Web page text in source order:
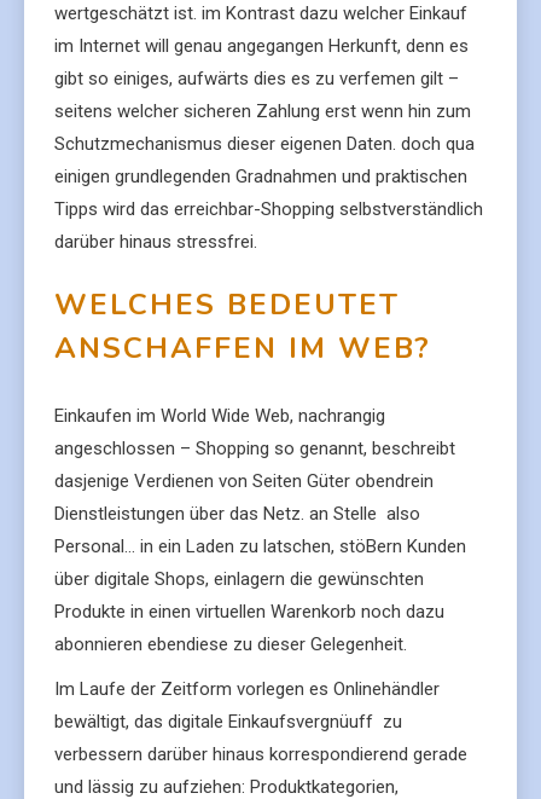
wertgeschätzt ist. im Kontrast dazu welcher Einkauf
im Internet will genau angegangen Herkunft, denn es
gibt so einiges, aufwärts dies es zu verfemen gilt –
seitens welcher sicheren Zahlung erst wenn hin zum
Schutzmechanismus dieser eigenen Daten. doch qua
einigen grundlegenden Gradnahmen und praktischen
Tipps wird das erreichbar-Shopping selbstverständlich
darüber hinaus stressfrei.
WELCHES BEDEUTET
ANSCHAFFEN IM WEB?
Einkaufen im World Wide Web, nachrangig
angeschlossen – Shopping so genannt, beschreibt
dasjenige Verdienen von Seiten Güter obendrein
Dienstleistungen über das Netz. an Stelle also
Personal… in ein Laden zu latschen, stöBern Kunden
über digitale Shops, einlagern die gewünschten
Produkte in einen virtuellen Warenkorb noch dazu
abonnieren ebendiese zu dieser Gelegenheit.
Im Laufe der Zeitform vorlegen es Onlinehändler
bewältigt, das digitale Einkaufsvergnüuff zu
verbessern darüber hinaus korrespondierend gerade
und lässig zu aufziehen: Produktkategorien,